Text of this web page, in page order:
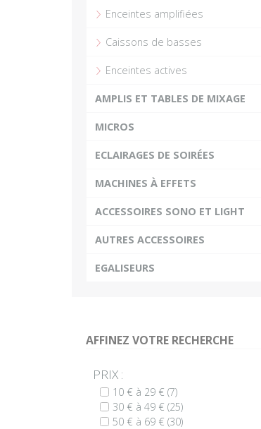
Enceintes amplifiées
Caissons de basses
Enceintes actives
AMPLIS ET TABLES DE MIXAGE
MICROS
ECLAIRAGES DE SOIRÉES
MACHINES À EFFETS
ACCESSOIRES SONO ET LIGHT
AUTRES ACCESSOIRES
EGALISEURS
AFFINEZ VOTRE RECHERCHE
PRIX :
10 € à 29 € (7)
30 € à 49 € (25)
50 € à 69 € (30)